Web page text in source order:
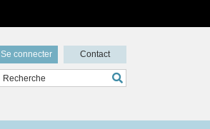
Se connecter Contact